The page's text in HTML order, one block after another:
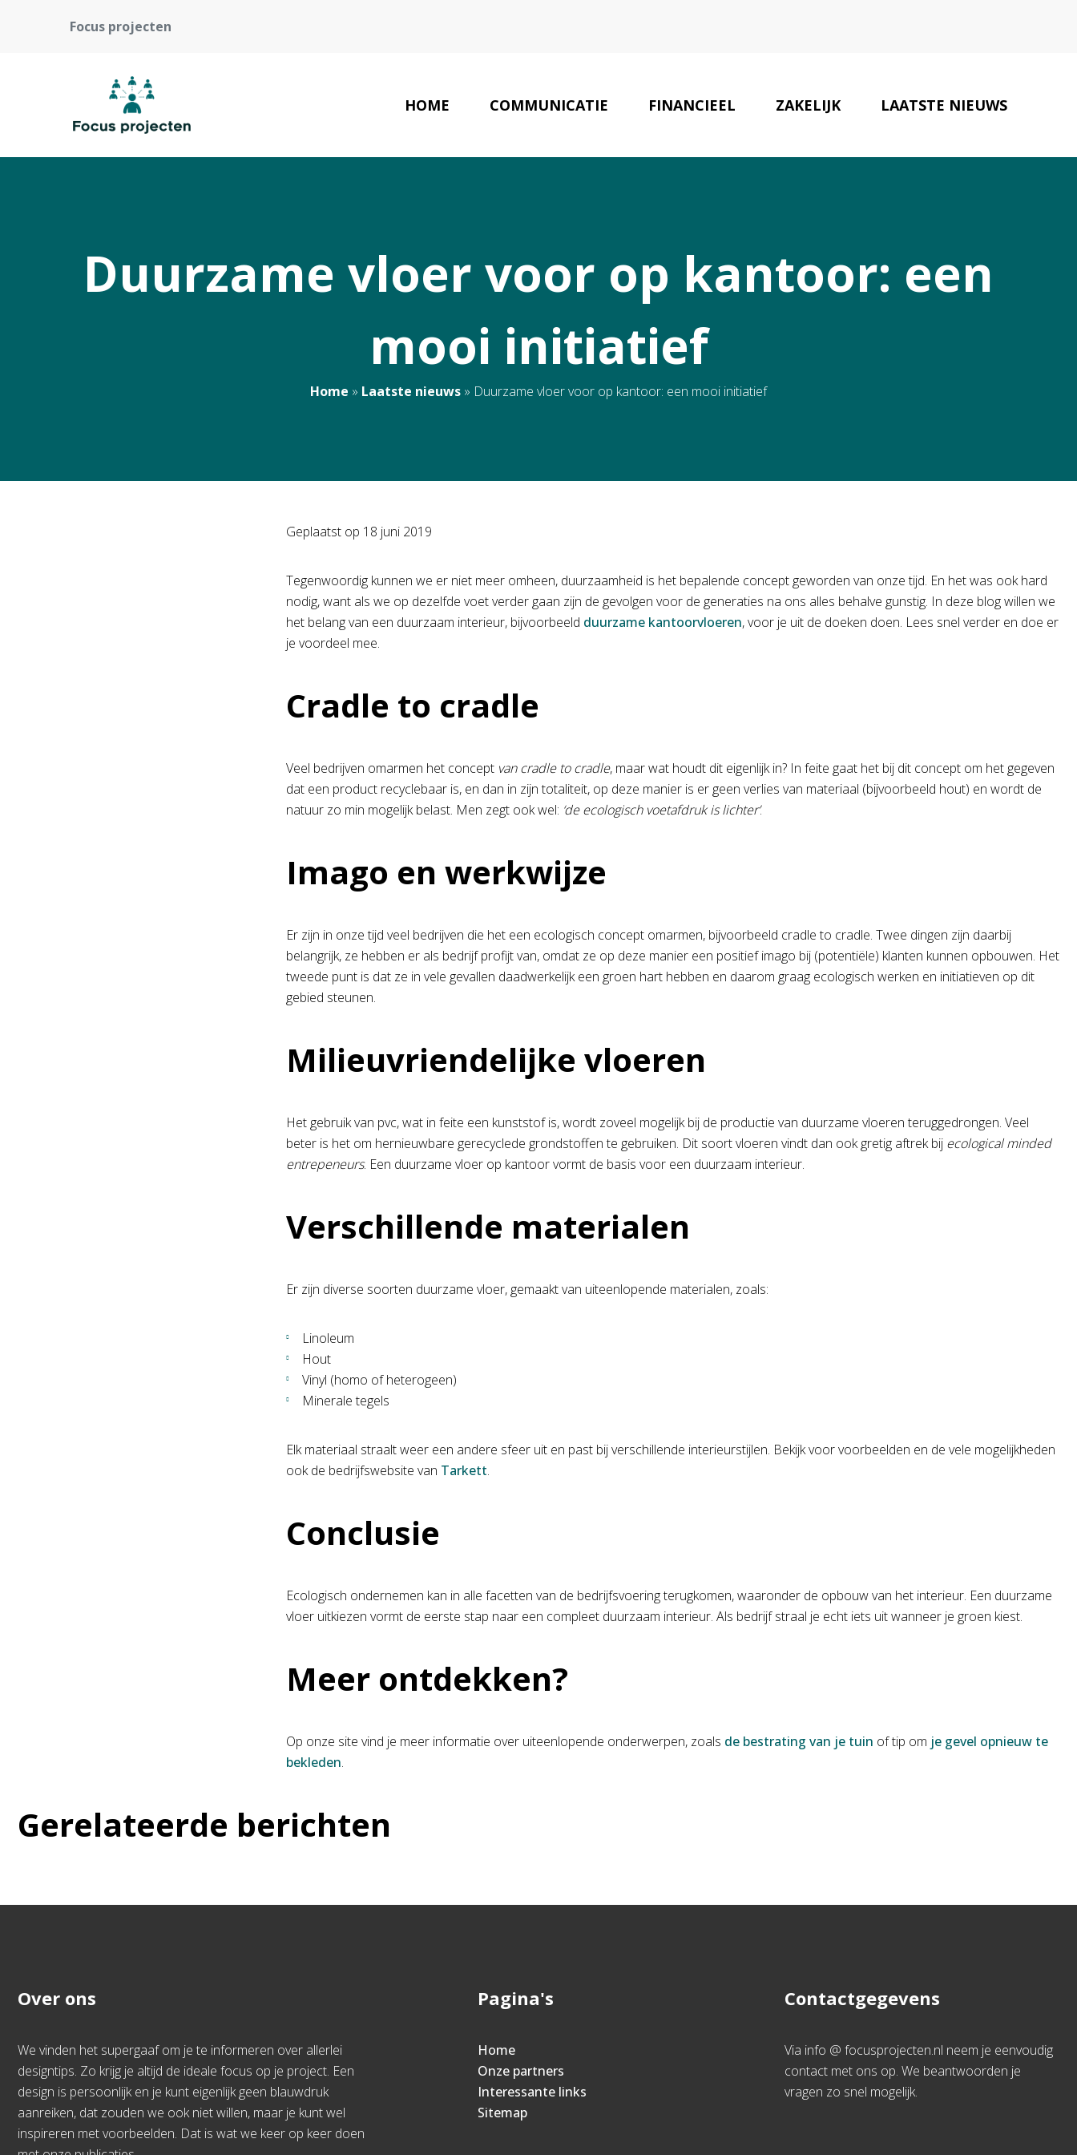
Focus projecten
HOME COMMUNICATIE FINANCIEEL ZAKELIJK LAATSTE NIEUWS
Duurzame vloer voor op kantoor: een
mooi initiatief
Home » Laatste nieuws » Duurzame vloer voor op kantoor: een mooi initiatief
Geplaatst op 18 juni 2019
Tegenwoordig kunnen we er niet meer omheen, duurzaamheid is het bepalende concept geworden van onze tijd. En het was ook hard
nodig, want als we op dezelfde voet verder gaan zijn de gevolgen voor de generaties na ons alles behalve gunstig. In deze blog willen we
het belang van een duurzaam interieur, bijvoorbeeld duurzame kantoorvloeren, voor je uit de doeken doen. Lees snel verder en doe er
je voordeel mee.
Cradle to cradle
Veel bedrijven omarmen het concept van cradle to cradle, maar wat houdt dit eigenlijk in? In feite gaat het bij dit concept om het gegeven
dat een product recyclebaar is, en dan in zijn totaliteit, op deze manier is er geen verlies van materiaal (bijvoorbeeld hout) en wordt de
natuur zo min mogelijk belast. Men zegt ook wel: ‘de ecologisch voetafdruk is lichter’.
Imago en werkwijze
Er zijn in onze tijd veel bedrijven die het een ecologisch concept omarmen, bijvoorbeeld cradle to cradle. Twee dingen zijn daarbij
belangrijk, ze hebben er als bedrijf profijt van, omdat ze op deze manier een positief imago bij (potentiële) klanten kunnen opbouwen. Het
tweede punt is dat ze in vele gevallen daadwerkelijk een groen hart hebben en daarom graag ecologisch werken en initiatieven op dit
gebied steunen.
Milieuvriendelijke vloeren
Het gebruik van pvc, wat in feite een kunststof is, wordt zoveel mogelijk bij de productie van duurzame vloeren teruggedrongen. Veel
beter is het om hernieuwbare gerecyclede grondstoffen te gebruiken. Dit soort vloeren vindt dan ook gretig aftrek bij ecological minded
entrepeneurs. Een duurzame vloer op kantoor vormt de basis voor een duurzaam interieur.
Verschillende materialen
Er zijn diverse soorten duurzame vloer, gemaakt van uiteenlopende materialen, zoals:
Linoleum
Hout
Vinyl (homo of heterogeen)
Minerale tegels
Elk materiaal straalt weer een andere sfeer uit en past bij verschillende interieurstijlen. Bekijk voor voorbeelden en de vele mogelijkheden
ook de bedrijfswebsite van Tarkett.
Conclusie
Ecologisch ondernemen kan in alle facetten van de bedrijfsvoering terugkomen, waaronder de opbouw van het interieur. Een duurzame
vloer uitkiezen vormt de eerste stap naar een compleet duurzaam interieur. Als bedrijf straal je echt iets uit wanneer je groen kiest.
Meer ontdekken?
Op onze site vind je meer informatie over uiteenlopende onderwerpen, zoals de bestrating van je tuin of tip om je gevel opnieuw te
bekleden.
Gerelateerde berichten
Over ons
We vinden het supergaaf om je te informeren over allerlei
designtips. Zo krijg je altijd de ideale focus op je project. Een
design is persoonlijk en je kunt eigenlijk geen blauwdruk
aanreiken, dat zouden we ook niet willen, maar je kunt wel
inspireren met voorbeelden. Dat is wat we keer op keer doen
Pagina's
Home
Onze partners
Interessante links
Sitemap
Contactgegevens
Via info @ focusprojecten.nl neem je eenvoudig
contact met ons op. We beantwoorden je
vragen zo snel mogelijk.